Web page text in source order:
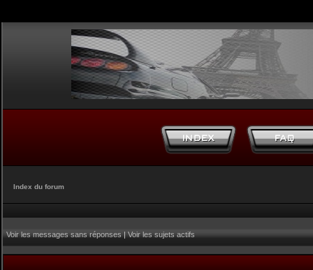
Index du forum
Voir les messages sans réponses|Voir les sujets actifs